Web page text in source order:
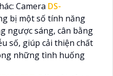
Camera DS-
bị một số tính năng
ngược sáng, cân bằng
số, giúp cải thiện chất
những tình huống